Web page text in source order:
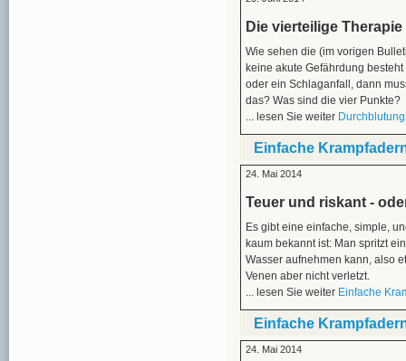
Die vierteilige
Wie sehen die (im vorigen
keine akute Gefährdung
oder ein Schlaganfall, dann
das? Was sind die vier Punkte?
... lesen Sie weiter
Einfache
24. Mai 2014
Teuer und riskant -
Es gibt eine einfache, simple,
kaum bekannt ist: Man spritzt
Wasser aufnehmen kann, also
Venen aber nicht verletzt.
... lesen Sie weiter Einfache
Einfache
24. Mai 2014